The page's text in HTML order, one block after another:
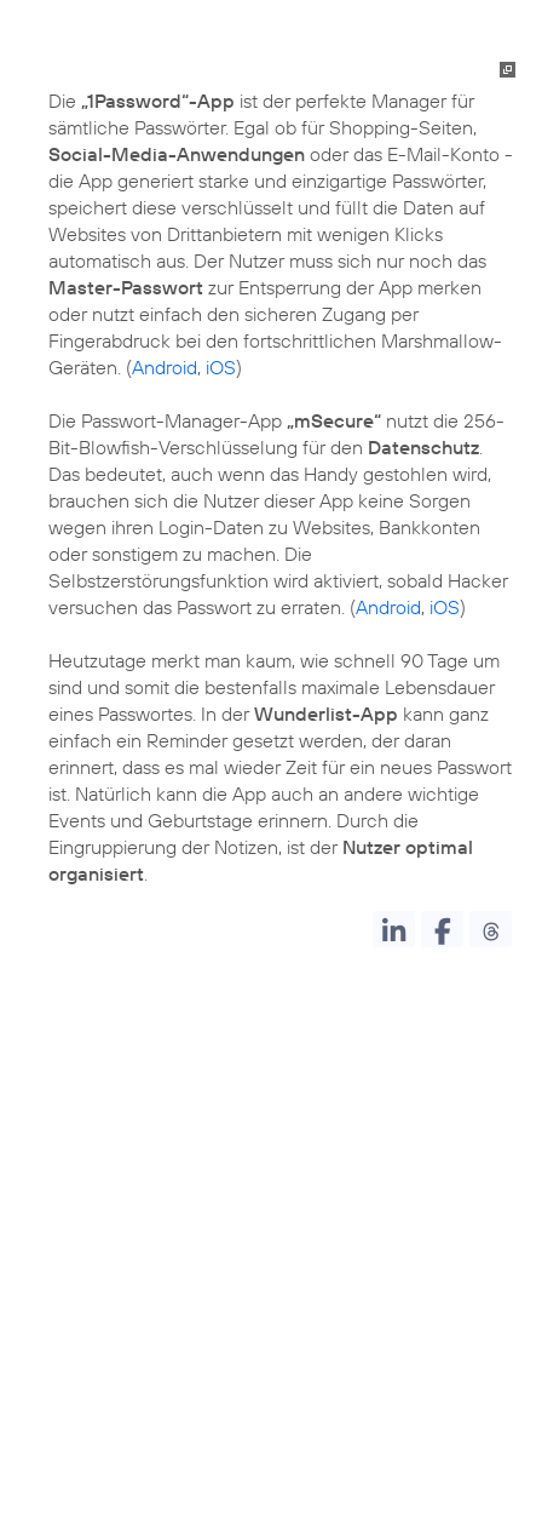
Die „1Password“-App ist der perfekte Manager für
sämtliche Passwörter. Egal ob für Shopping-Seiten,
Social-Media-Anwendungen oder das E-Mail-Konto -
die App generiert starke und einzigartige Passwörter,
speichert diese verschlüsselt und füllt die Daten auf
Websites von Drittanbietern mit wenigen Klicks
automatisch aus. Der Nutzer muss sich nur noch das
Master-Passwort zur Entsperrung der App merken
oder nutzt einfach den sicheren Zugang per
Fingerabdruck bei den fortschrittlichen Marshmallow-
Geräten. (Android, iOS)
Die Passwort-Manager-App „mSecure“ nutzt die 256-
Bit-Blowfish-Verschlüsselung für den Datenschutz
Das bedeutet, auch wenn das Handy gestohlen wird,
brauchen sich die Nutzer dieser App keine Sorgen
wegen ihren Login-Daten zu Websites, Bankkonten
oder sonstigem zu machen. Die
Selbstzerstörungsfunktion wird aktiviert, sobald Hacker
versuchen das Passwort zu erraten. (Android, iOS)
Heutzutage merkt man kaum, wie schnell 90 Tage um
sind und somit die bestenfalls maximale Lebensdauer
eines Passwortes. In derWunderlist-App kann ganz
einfach ein Reminder gesetzt werden, der daran
erinnert, dass es mal wieder Zeit für ein neues Passwort
ist. Natürlich kann die App auch an andere wichtige
Events und Geburtstage erinnern. Durch die
Eingruppierung der Notizen, ist der Nutzer optimal
organisiert